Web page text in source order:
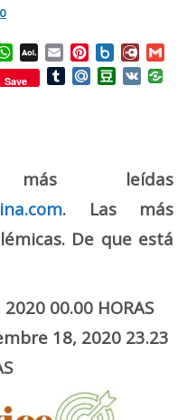
0
WhatsApp
AOL
Mail
EmailPinterest
Box.net
Save TumblrMail.RuDouban
VK
leídas
. Las más
De que está
00.00 HORAS
18, 2020 23.23